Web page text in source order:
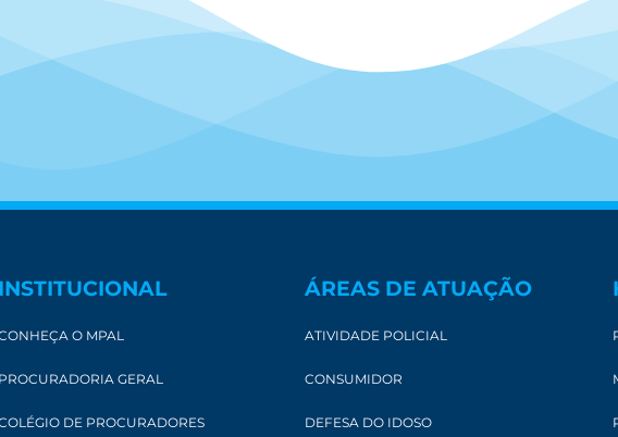
INSTITUCIONAL
O MPAL
PROCURADORIA GERAL
DE PROCURADORES
ÁREAS DE ATUAÇÃO
ATIVIDADE POLICIAL
CONSUMIDOR
DEFESA DO IDOSO